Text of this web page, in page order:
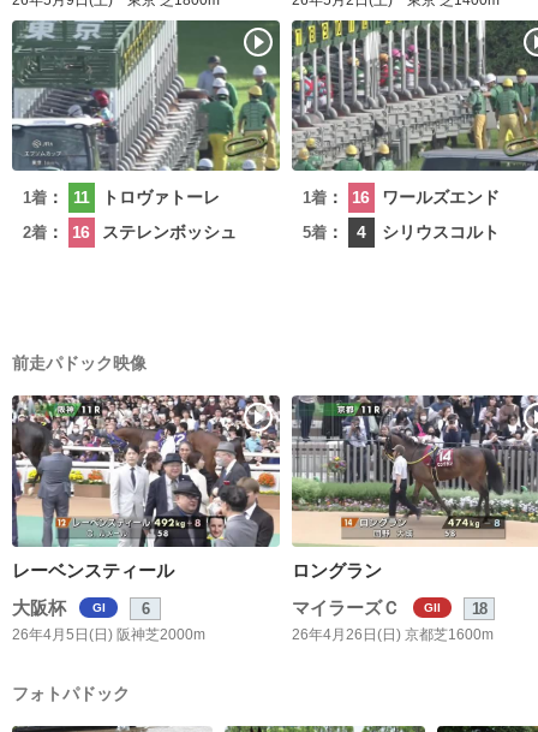
1着： 11 トロヴァトーレ
2着： 16 ステレンボッシュ
1着： 16 ワールズエンド
5着： 4 シリウスコルト
前走パドック映像
レーベンスティール
大阪杯
GI 6
26年4月5日(日) 阪神芝2000m
ロングラン
マイラーズＣ
GII 18
26年4月26日(日) 京都芝1600m
フォトパドック